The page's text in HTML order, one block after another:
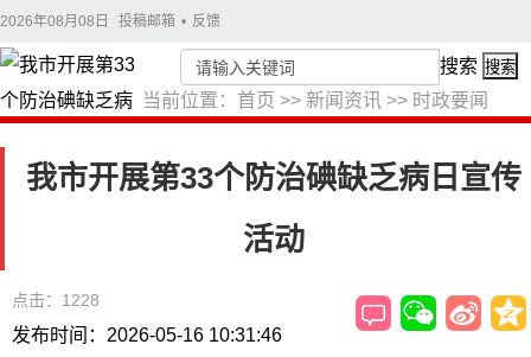
2026年08月08日 投稿邮箱 • 反馈
当前位置： 首页 >> 新闻资讯 >> 时政要闻
搜索 搜索
我市开展第33个防治碘缺乏病日宣传
活动
点击：1228
发布时间：2026-05-16 10:31:46